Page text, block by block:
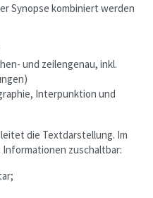
Synopse kombiniert werden
und zeilengenau, inkl.
Interpunktion und
die Textdarstellung. Im
zuschaltbar: